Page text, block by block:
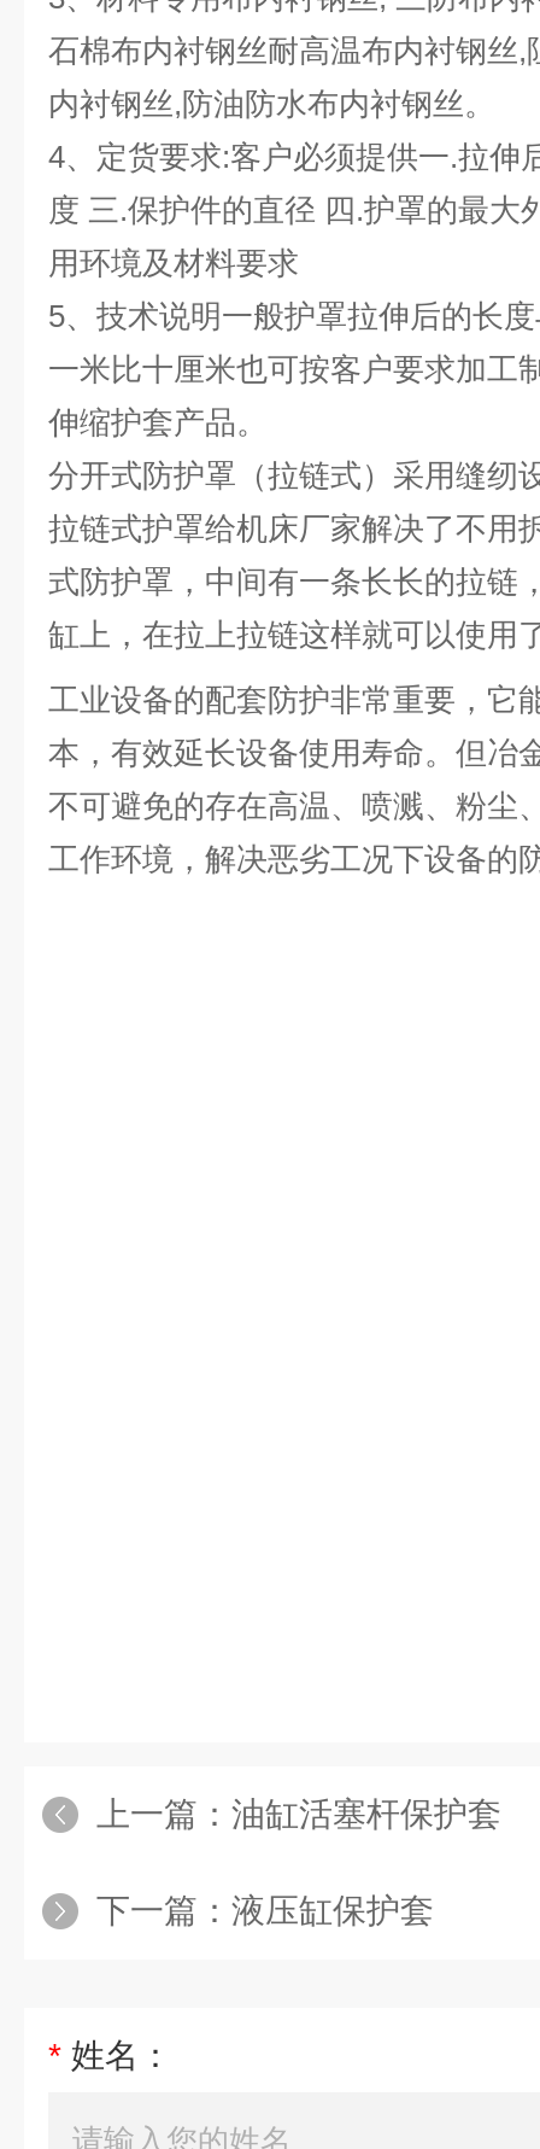
石棉布内衬钢丝耐高温布内衬钢丝
内衬钢丝,防油防水布内衬钢丝。
4、定货要求:客户必须提供一.拉伸
度 三.保护件的直径 四.护罩的最大
用环境及材料要求
5、技术说明一般护罩拉伸后的长
一米比十厘米也可按客户要求加工
伸缩护套产品。
分开式防护罩（拉链式）采用缝纫
拉链式护罩给机床厂家解决了不用
式防护罩，中间有一条长长的拉链
缸上，在拉上拉链这样就可以使用
工业设备的配套防护非常重要，它
本，有效延长设备使用寿命。但冶
不可避免的存在高温、喷溅、粉尘
工作环境，解决恶劣工况下设备的
上一篇： 油缸活塞杆保护套
下一篇： 液压缸保护套
* 姓名：